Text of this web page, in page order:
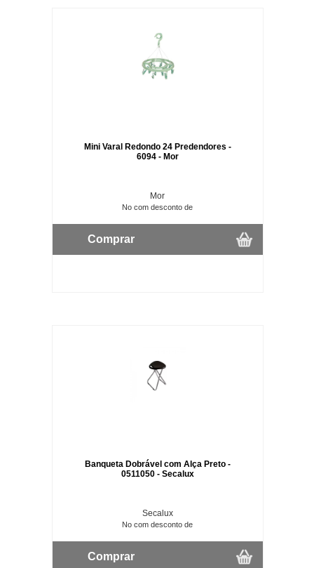
Mini Varal Redondo 24 Predendores -
6094 - Mor
Mor
No com desconto de
Comprar
Banqueta Dobrável com Alça Preto -
0511050 - Secalux
Secalux
No com desconto de
Comprar